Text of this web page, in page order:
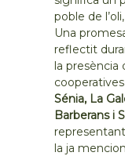
poble de
Una
reflectit
la presència
Sénia, La
Barberans i
la ja